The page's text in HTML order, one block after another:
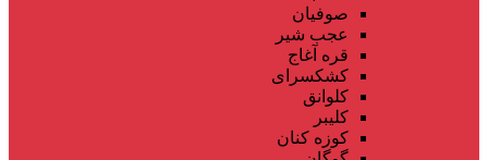
صوفیان
عجب شیر
قره آغاج
کشکسرای
کلوانق
کلیبر
کوزه کنان